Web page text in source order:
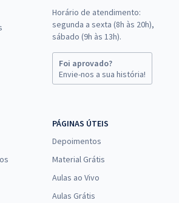
Horário de atendimento:
segunda a sexta (8h às 20h),
sábado (9h às 13h).
Foi aprovado?
Envie-nos a sua história!
PÁGINAS ÚTEIS
Depoimentos
Material Grátis
Aulas ao Vivo
Aulas Grátis